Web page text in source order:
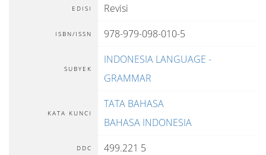
EDISI Revisi
ISBN/ISSN 978-979-098-010-5
SUBYEK
INDONESIA LANGUAGE -
GRAMMAR
KATA KUNCI
TATA BAHASA
BAHASA INDONESIA
DDC 499.221 5